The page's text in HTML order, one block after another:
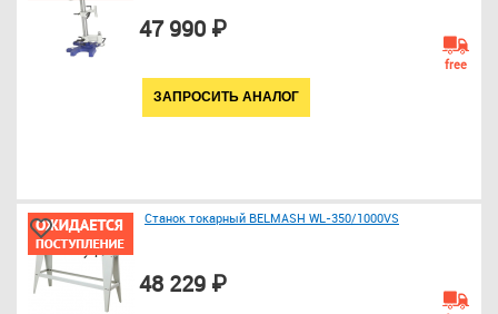
47 990 ₽
ЗАПРОСИТЬ АНАЛОГ
free
Станок токарный BELMASH WL-350/1000VS
48 229 ₽